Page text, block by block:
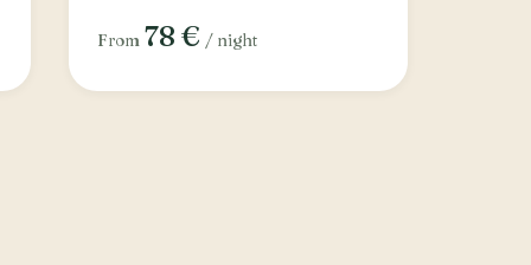
From 78 € / night